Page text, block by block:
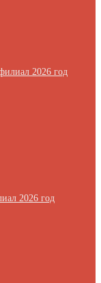
2026 год
2026 год